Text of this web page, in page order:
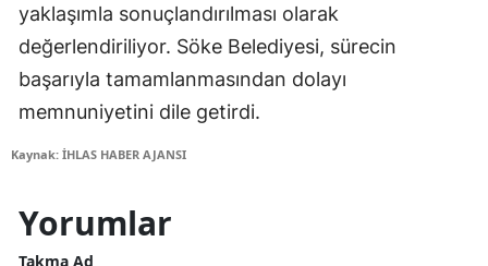
yaklaşımla sonuçlandırılması olarak
değerlendiriliyor. Söke Belediyesi, sürecin
başarıyla tamamlanmasından dolayı
memnuniyetini dile getirdi.
Kaynak: İHLAS HABER AJANSI
Yorumlar
Takma Ad